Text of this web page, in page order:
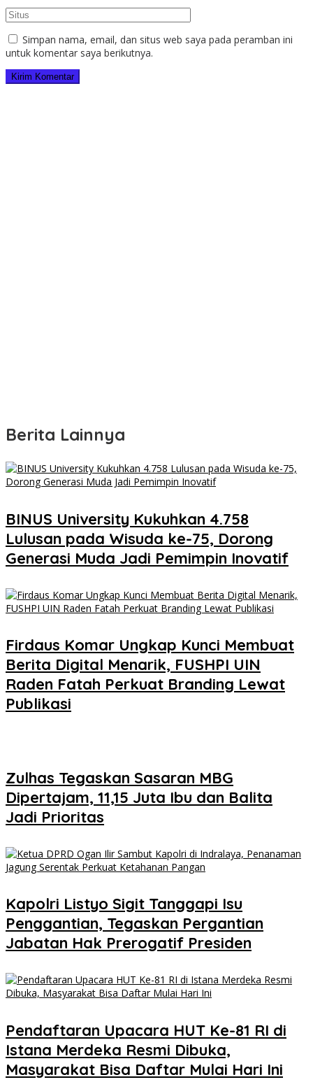
Simpan nama, email, dan situs web saya pada peramban ini
untuk komentar saya berikutnya.
Berita Lainnya
BINUS University Kukuhkan 4.758
Lulusan pada Wisuda ke-75, Dorong
Generasi Muda Jadi Pemimpin Inovatif
Firdaus Komar Ungkap Kunci Membuat
Berita Digital Menarik, FUSHPI UIN
Raden Fatah Perkuat Branding Lewat
Publikasi
Zulhas Tegaskan Sasaran MBG
Dipertajam, 11,15 Juta Ibu dan Balita
Jadi Prioritas
Kapolri Listyo Sigit Tanggapi Isu
Penggantian, Tegaskan Pergantian
Jabatan Hak Prerogatif Presiden
Pendaftaran Upacara HUT Ke-81 RI di
Istana Merdeka Resmi Dibuka,
Masyarakat Bisa Daftar Mulai Hari Ini